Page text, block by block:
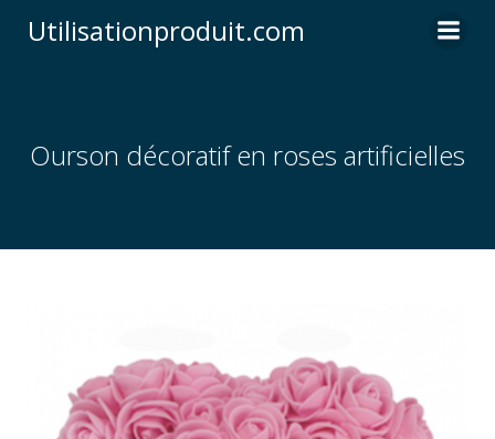
to
Utilisationproduit.com
Ourson décoratif en roses artificielles